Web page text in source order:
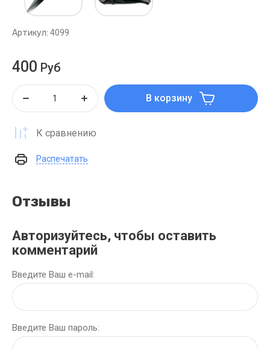
Артикул: 4099
400 Руб
В корзину
К сравнению
Распечатать
Отзывы
Авторизуйтесь, чтобы оставить
комментарий
Введите Ваш e-mail:
Введите Ваш пароль: